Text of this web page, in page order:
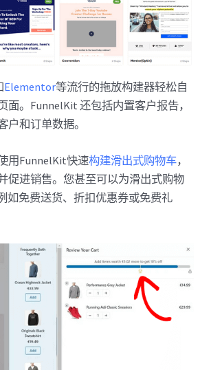
Elementor等流行的拖放构建器轻松自
面。FunnelKit 还包括内置客户报告，
户和订单数据。
用FunnelKit快速构建滑出式购物车，
促进销售。您甚至可以为滑出式购物
如免费送货、折扣优惠券或免费礼